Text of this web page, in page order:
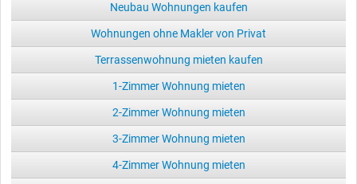
Neubau Wohnungen kaufen
Wohnungen ohne Makler von Privat
Terrassenwohnung mieten kaufen
1-Zimmer Wohnung mieten
2-Zimmer Wohnung mieten
3-Zimmer Wohnung mieten
4-Zimmer Wohnung mieten